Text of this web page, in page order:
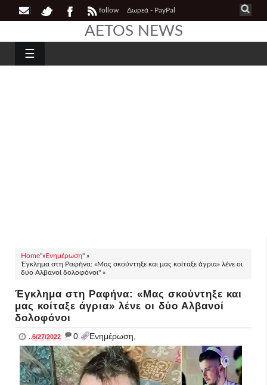
follow Δωρεά - PayPal
AETOS NEWS
☰
Home"»Ενημέρωση" »
Έγκλημα στη Ραφήνα: «Μας σκούντηξε και μας κοίταξε άγρια» λένε οι
δύο Αλβανοί δολοφόνοι" »
Έγκλημα στη Ραφήνα: «Μας σκούντηξε και
μας κοίταξε άγρια» λένε οι δύο Αλβανοί
δολοφόνοι
..6/27/2022 _ 0 Ενημέρωση,